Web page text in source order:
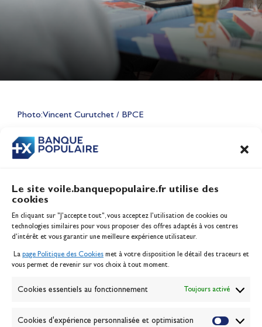
Le site voile.banquepopulaire.fr utilise des
cookies
En cliquant sur "J'accepte tout", vous acceptez l’utilisation de cookies ou
technologies similaires pour vous proposer des offres adaptés à vos centres
d’intérêt et vous garantir une meilleure expérience utilisateur.
La page Politique des Cookies met à votre disposition le détail des traceurs et
vous permet de revenir sur vos choix à tout moment.
Cookies essentiels au fonctionnement Toujours activé
Cookies d'expérience personnalisée et optimisation
Photo: Vincent Curutchet / BPCE
CONTENU
Lauriane Nolot en or à Long
Jeux Olympiques 2028
Inscription serveur média
Contact
Politique des cookies
Banque de la voile
Passion Voile TV